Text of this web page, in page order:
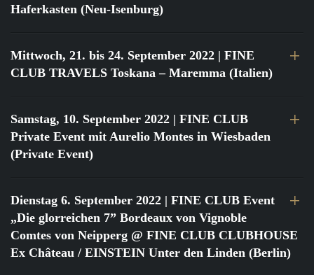
Haferkasten (Neu-Isenburg)
Mittwoch, 21. bis 24. September 2022 | FINE
CLUB TRAVELS Toskana – Maremma (Italien)
Samstag, 10. September 2022 | FINE CLUB
Private Event mit Aurelio Montes in Wiesbaden
(Private Event)
Dienstag 6. September 2022 | FINE CLUB Event
„Die glorreichen 7” Bordeaux von Vignoble
Comtes von Neipperg @ FINE CLUB CLUBHOUSE
Ex Château / EINSTEIN Unter den Linden (Berlin)